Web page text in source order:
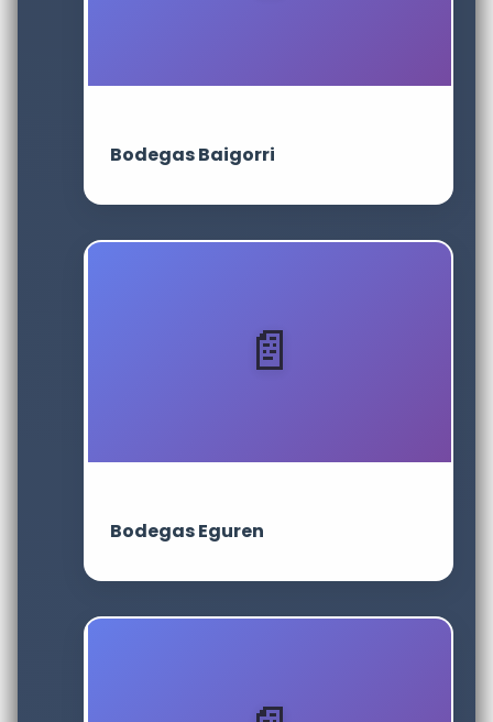
Bodegas Baigorri
Bodegas Eguren